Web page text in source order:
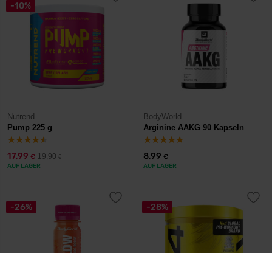
-10%
Nutrend
Pump 225 g
17,99 € 19,90€
AUF LAGER
BodyWorld
Arginine AAKG 90 Kapseln
8,99 €
AUF LAGER
-26% -28%